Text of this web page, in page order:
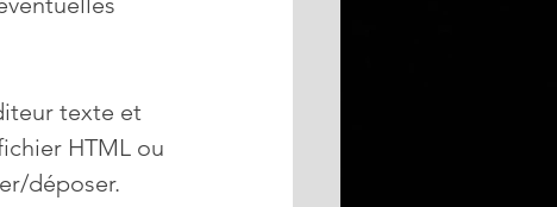
texte et
HTML ou
déposer.